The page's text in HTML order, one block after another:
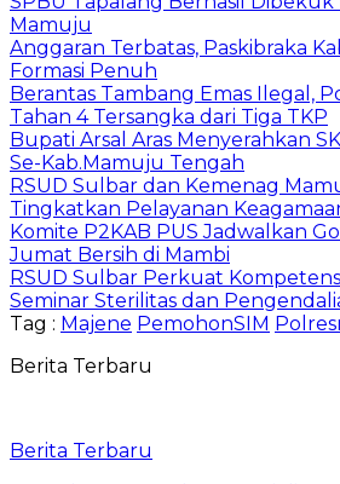
Mamuju
Anggaran Terbatas, Paskibraka
Formasi Penuh
Berantas Tambang Emas Ilegal,
Tahan 4 Tersangka dari Tiga TKP
Bupati Arsal Aras Menyerahkan
Se-Kab.Mamuju Tengah
RSUD Sulbar dan Kemenag
Tingkatkan Pelayanan
Komite P2KAB PUS Jadwalkan
Jumat Bersih di Mambi
RSUD Sulbar Perkuat
Seminar Sterilitas dan
Tag : Majene PemohonSIM
Berita Terbaru
Berita Terbaru